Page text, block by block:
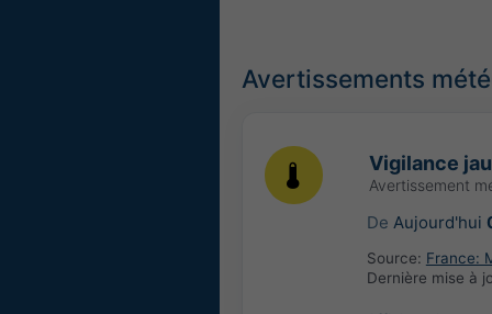
Avertissements
Vigilance
Avertissement
De Aujourd'hui
Source: France:
Dernière mise à